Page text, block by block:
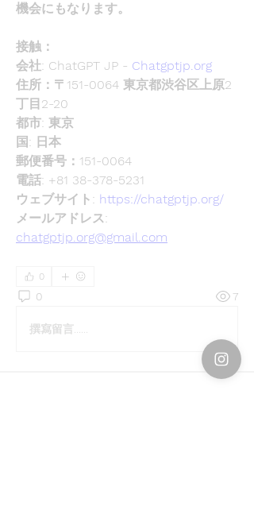
機会にもなります。
接触：
会社: ChatGPT JP - Chatgptjp.org
住所：〒151-0064 東京都渋谷区上原2
丁目2-20
都市: 東京
国: 日本
郵便番号：151-0064
電話: +81 38-378-5231
ウェブサイト: https://chatgptjp.org/
chatgptjp.org@gmail.com
0
0 7
撰寫留言......